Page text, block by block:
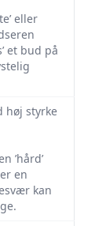
eller
et bud på
høj styrke
’hård’
en
kan